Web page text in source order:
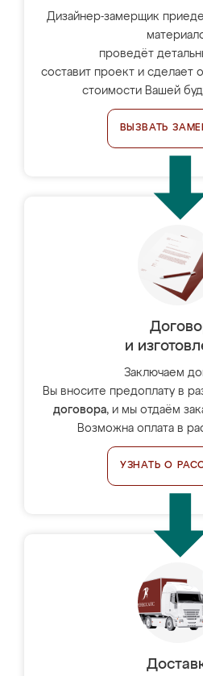
Дизайнер-замерщик
проведёт
составит проект и сделает
стоимости Вашей
ВЫЗВАТЬ
и
Заключаем
Вы вносите предоплату в
договора, и мы отдаём
Возможна оплата в
УЗНАТЬ О